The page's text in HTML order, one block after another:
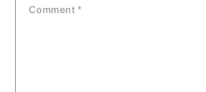
Comment *